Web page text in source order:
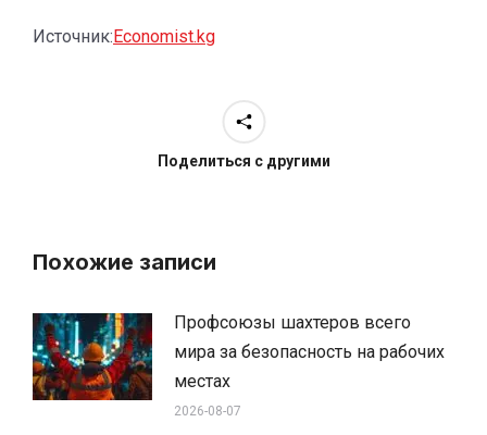
Источник:Economist.kg
Поделиться с другими
Похожие записи
Профсоюзы шахтеров всего
мира за безопасность на рабочих
местах
2026-08-07